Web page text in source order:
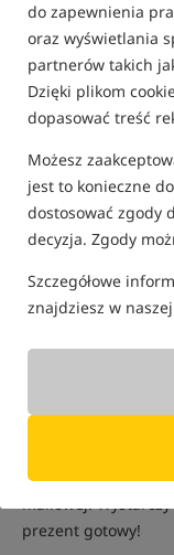
do zapewnienia
oraz wyświetlania
partnerów takich
Dzięki plikom
dopasować treść
Możesz
jest to konieczne
dostosować zgody
decyzja. Zgody
Szczegółowe
znajdziesz w naszej
E-Karta
15 minut u
Bon Prezentowy
OPIS PRODUKTU
Urodziny już jutro, a
Ciebie rozwiązanie,
oczekiwania
przedpłaconego
będzie mógł
Wybierasz wartość
formularz,
pięć minut karta
mailowej.
prezent gotowy!